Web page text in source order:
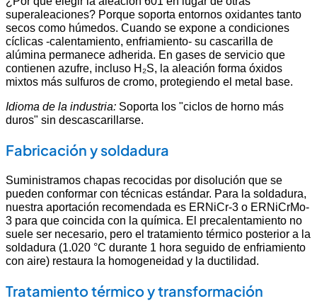
superaleaciones? Porque soporta entornos oxidantes tanto
secos como húmedos. Cuando se expone a condiciones
cíclicas -calentamiento, enfriamiento- su cascarilla de
alúmina permanece adherida. En gases de servicio que
contienen azufre, incluso H₂S, la aleación forma óxidos
mixtos más sulfuros de cromo, protegiendo el metal base.
Idioma de la industria: Soporta los "ciclos de horno más
duros" sin descascarillarse.
Fabricación y soldadura
Suministramos chapas recocidas por disolución que se
pueden conformar con técnicas estándar. Para la soldadura,
nuestra aportación recomendada es ERNiCr-3 o ERNiCrMo-
3 para que coincida con la química. El precalentamiento no
suele ser necesario, pero el tratamiento térmico posterior a la
soldadura (1.020 °C durante 1 hora seguido de enfriamiento
con aire) restaura la homogeneidad y la ductilidad.
Tratamiento térmico y transformación